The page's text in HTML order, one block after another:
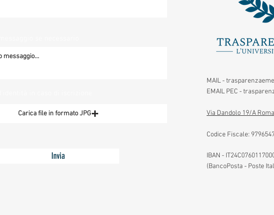
Carica file in formato JPG
Invia
MAIL -
EMAIL PEC -
Via Dandolo 19/A
Codice Fiscale:
IBAN -
(BancoPosta - Poste